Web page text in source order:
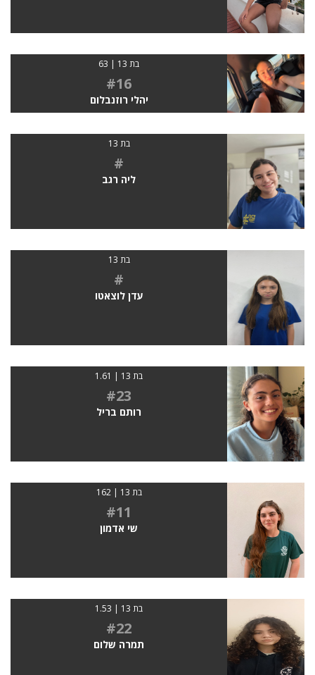
בת 13 | 63
#16
יהלי רוזנבלום
בת 13
#
ליה רגב
בת 13
#
עדן לוצאטו
בת 13 | 1.61
#23
רותם בריל
בת 13 | 162
#11
שי אדמון
בת 13 | 1.53
#22
תמרה שלום